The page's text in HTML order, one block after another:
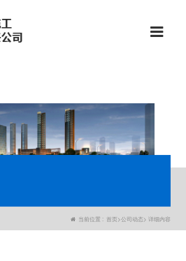
当前位置 : 首页 >公司动态> 详细内容